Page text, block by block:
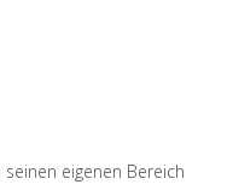
eigenen Bereich